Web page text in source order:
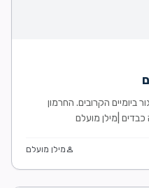
ביומיים הקרובים. החרמון
|מילן מועלם
personמילן מועלם